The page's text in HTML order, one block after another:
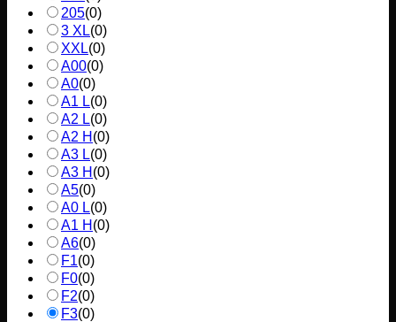
205(0)
3 XL(0)
XXL(0)
A00(0)
A0(0)
A1 L(0)
A2 L(0)
A2 H (0)
A3 L(0)
A3 H (0)
A5(0)
A0 L(0)
A1 H (0)
A6(0)
F1(0)
F0(0)
F2(0)
F3(0)